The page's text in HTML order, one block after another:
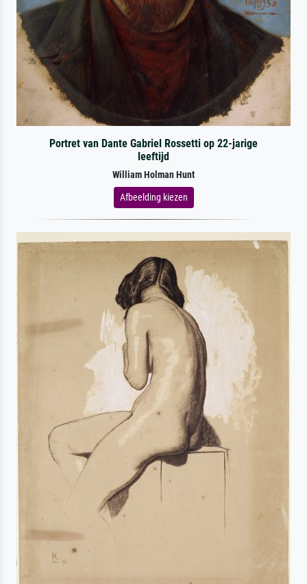
Portret van Dante Gabriel Rossetti op 22-jarige
leeftijd
William Holman Hunt
Afbeelding kiezen